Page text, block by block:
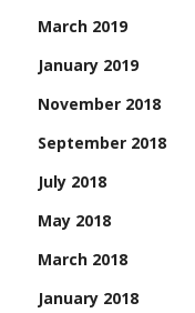
March 2019
January 2019
November 2018
September 2018
July 2018
May 2018
March 2018
January 2018